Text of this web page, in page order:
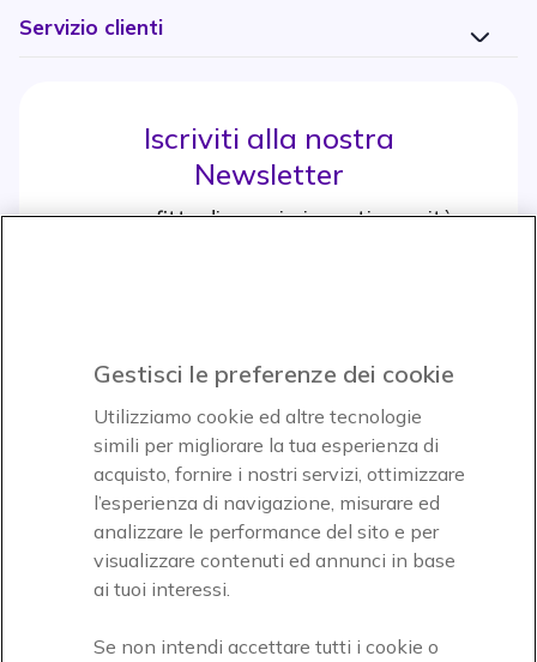
Servizio clienti
Iscriviti alla nostra
Newsletter
e approfitta di maggiori sconti e novità
Icon
Icon
Paga facilmente ed in assoluta sicurezza
Accettiamo
Gestisci le preferenze dei cookie
Utilizziamo cookie ed altre tecnologie
simili per migliorare la tua esperienza di
acquisto, fornire i nostri servizi, ottimizzare
l’esperienza di navigazione, misurare ed
analizzare le performance del sito e per
visualizzare contenuti ed annunci in base
ai tuoi interessi.
Se non intendi accettare tutti i cookie o